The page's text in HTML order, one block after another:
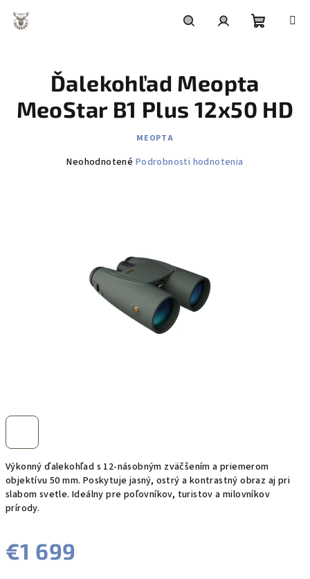
obsah
košík
Výkonný ďalekohľad s 12-násobným zväčšením a priemerom
objektívu 50 mm. Poskytuje jasný, ostrý a kontrastný obraz aj pri
slabom svetle. Ideálny pre poľovníkov, turistov a milovníkov
prírody.
€1 699
Ďalekohľad Meopta
MeoStar B1 Plus 12x50 HD
MEOPTA
Priemerné
Neohodnotené Podrobnosti hodnotenia